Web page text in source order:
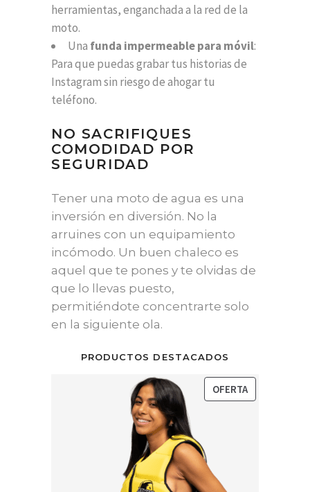
herramientas, enganchada a la red de la
moto.
Una funda impermeable para móvil:
Para que puedas grabar tus historias de
Instagram sin riesgo de ahogar tu
teléfono.
NO SACRIFIQUES
COMODIDAD POR
SEGURIDAD
Tener una moto de agua es una
inversión en diversión. No la
arruines con un equipamiento
incómodo. Un buen chaleco es
aquel que te pones y te olvidas de
que lo llevas puesto,
permitiéndote concentrarte solo
en la siguiente ola.
PRODUCTOS DESTACADOS
OFERTAPRODUCTO